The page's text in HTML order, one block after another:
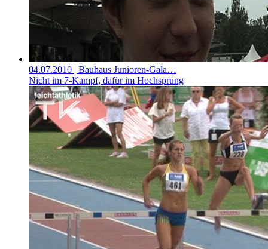
04.07.2010 | Bauhaus Junioren-Gala…
Nicht im 7-Kampf, dafür im Hochsprung